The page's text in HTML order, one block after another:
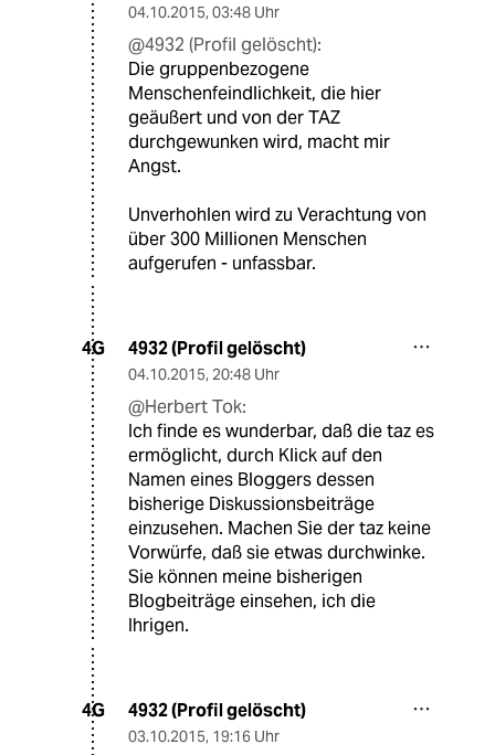
04.10.2015, 03:48 Uhr
@4932 (Profil gelöscht):
Die gruppenbezogene
Menschenfeindlichkeit, die hier
geäußert und von der TAZ
durchgewunken wird, macht mir
Angst.
Unverhohlen wird zu Verachtung von
über 300 Millionen Menschen
aufgerufen - unfassbar.
4G 4932 (Profil gelöscht)
04.10.2015, 20:48 Uhr
@Herbert Tok:
Ich finde es wunderbar, daß die taz es
ermöglicht, durch Klick auf den
Namen eines Bloggers dessen
bisherige Diskussionsbeiträge
einzusehen. Machen Sie der taz keine
Vorwürfe, daß sie etwas durchwinke.
Sie können meine bisherigen
Blogbeiträge einsehen, ich die
Ihrigen.
4G 4932 (Profil gelöscht)
03.10.2015, 19:16 Uhr